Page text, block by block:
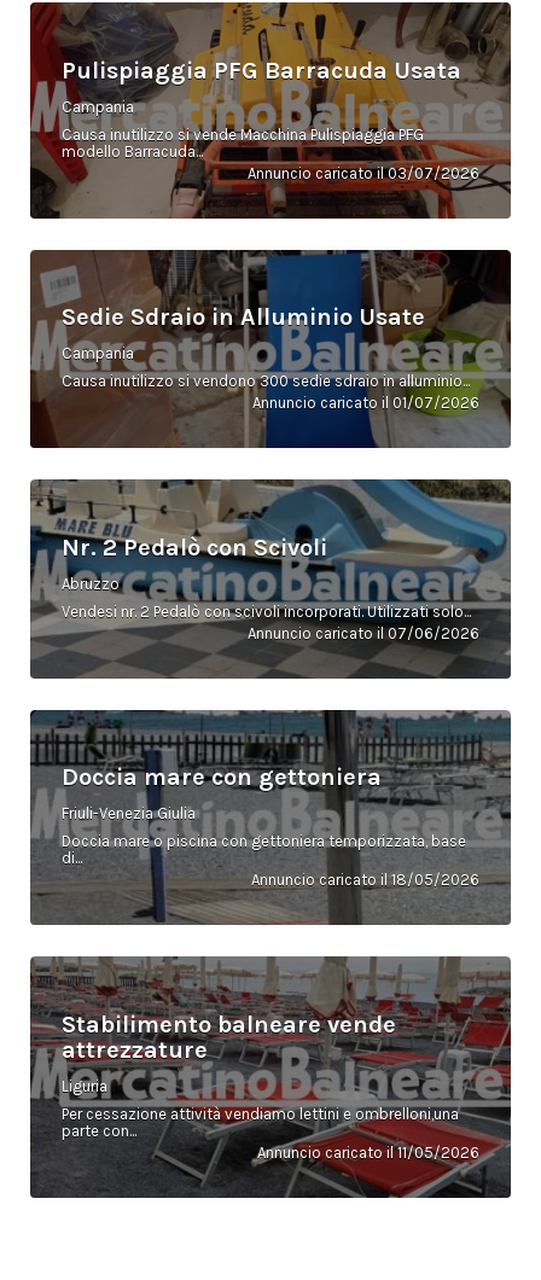
Pulispiaggia PFG Barracuda Usata
Campania
Causa inutilizzo si vende Macchina Pulispiaggia PFG
modello Barracuda...
Annuncio caricato il 03/07/2026
Sedie Sdraio in Alluminio Usate
Campania
Causa inutilizzo si vendono 300 sedie sdraio in alluminio...
Annuncio caricato il 01/07/2026
Nr. 2 Pedalò con Scivoli
Abruzzo
Vendesi nr. 2 Pedalò con scivoli incorporati. Utilizzati solo...
Annuncio caricato il 07/06/2026
Doccia mare con gettoniera
Friuli-Venezia Giulia
Doccia mare o piscina con gettoniera temporizzata, base
di...
Annuncio caricato il 18/05/2026
Stabilimento balneare vende
attrezzature
Liguria
Per cessazione attività vendiamo lettini e ombrelloni,una
parte con...
Annuncio caricato il 11/05/2026